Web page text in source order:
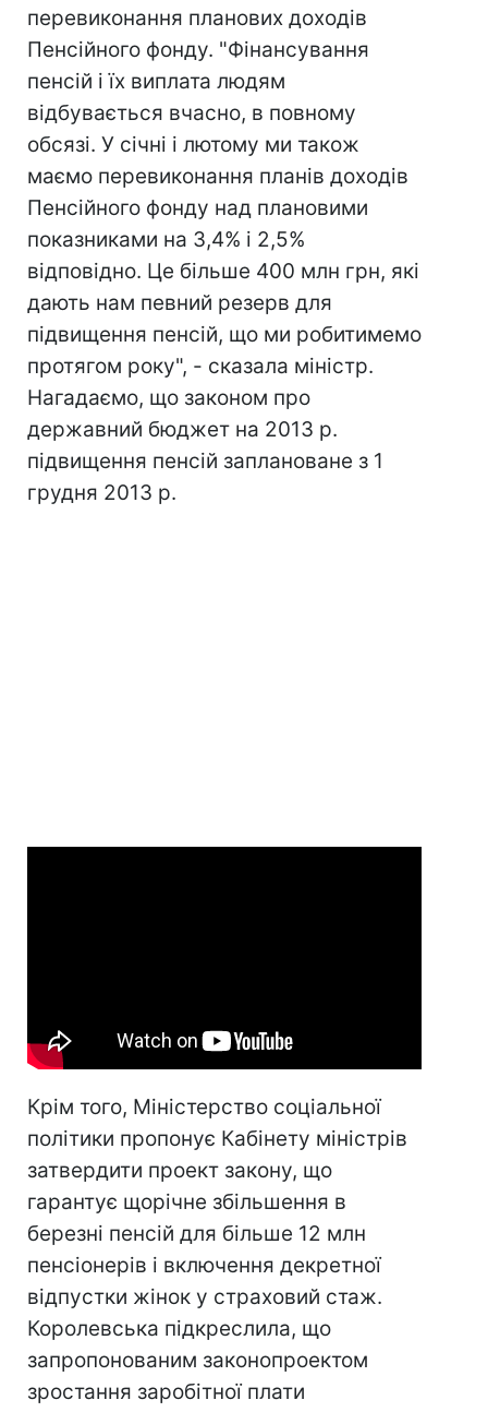
перевиконання планових доходів
Пенсійного фонду. "Фінансування
пенсій і їх виплата людям
відбувається вчасно, в повному
обсязі. У січні і лютому ми також
маємо перевиконання планів доходів
Пенсійного фонду над плановими
показниками на 3,4% і 2,5%
відповідно. Це більше 400 млн грн, які
дають нам певний резерв для
підвищення пенсій, що ми робитимемо
протягом року", - сказала міністр.
Нагадаємо, що законом про
державний бюджет на 2013 р.
підвищення пенсій заплановане з 1
грудня 2013 р.
Крім того, Міністерство соціальної
політики пропонує Кабінету міністрів
затвердити проект закону, що
гарантує щорічне збільшення в
березні пенсій для більше 12 млн
пенсіонерів і включення декретної
відпустки жінок у страховий стаж.
Королевська підкреслила, що
запропонованим законопроектом
зростання заробітної плати